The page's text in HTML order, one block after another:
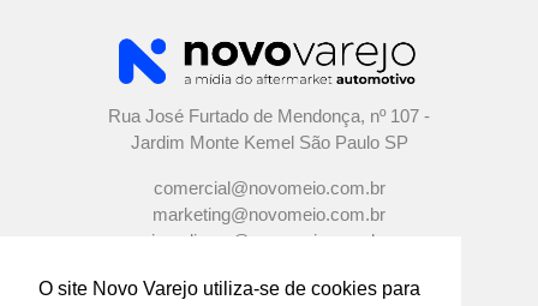
O site Novo Varejo utiliza-se de cookies para
Rua José Furtado de Mendonça, nº 107 -
Jardim Monte Kemel São Paulo SP
comercial@novomeio.com.br
marketing@novomeio.com.br
jornalismo@novomeio.com.br